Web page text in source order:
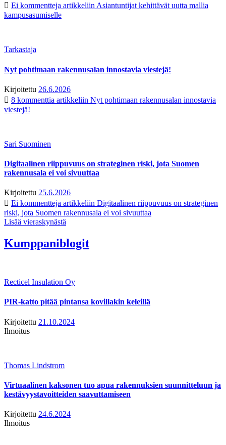
Ei kommentteja artikkeliin Asiantuntijat kehittävät uutta mallia
kampusasumiselle
Tarkastaja
Nyt pohtimaan rakennusalan innostavia viestejä!
Kirjoitettu 26.6.2026
8 kommenttia artikkeliin Nyt pohtimaan rakennusalan innostavia
viestejä!
Sari Suominen
Digitaalinen riippuvuus on strateginen riski, jota Suomen
rakennusala ei voi sivuuttaa
Kirjoitettu 25.6.2026
Ei kommentteja artikkeliin Digitaalinen riippuvuus on strateginen
riski, jota Suomen rakennusala ei voi sivuuttaa
Lisää vieraskynästä
Kumppaniblogit
Recticel Insulation Oy
PIR-katto pitää pintansa kovillakin keleillä
Kirjoitettu 21.10.2024
Ilmoitus
Thomas Lindstrom
Virtuaalinen kaksonen tuo apua rakennuksien suunnitteluun ja
kestävyystavoitteiden saavuttamiseen
Kirjoitettu 24.6.2024
Ilmoitus